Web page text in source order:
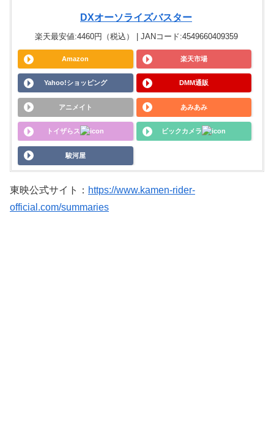
DXオーソライズバスター
楽天最安値:4460円（税込） | JANコード:4549660409359
Amazon 楽天市場
Yahoo!ショッピング DMM通販
アニメイト あみあみ
トイザらス ビックカメラ
駿河屋
東映公式サイト： https://www.kamen-rider-
official.com/summaries